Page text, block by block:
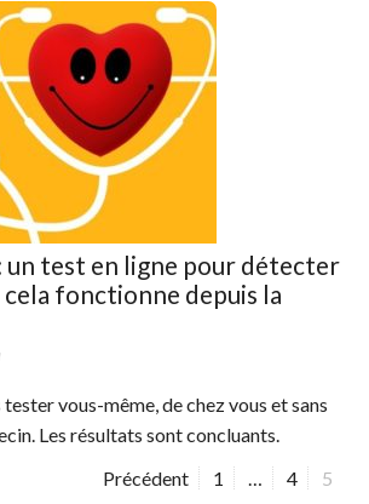
un test en ligne pour détecter
cela fonctionne depuis la
vous-même, de chez vous et sans
Les résultats sont concluants.
Précédent
P
1 …
P
4
P
5